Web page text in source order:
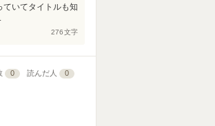
いてタイトルも知
276文字
0 読んだ人 0